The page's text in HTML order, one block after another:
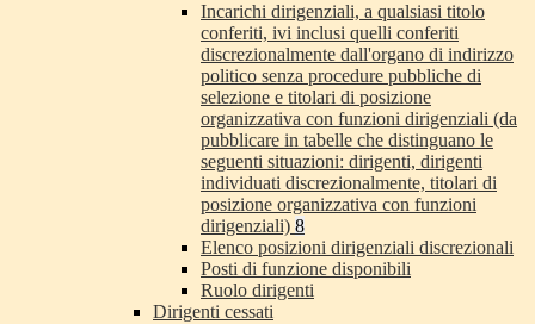
Incarichi dirigenziali, a qualsiasi titolo
conferiti, ivi inclusi quelli conferiti
discrezionalmente dall'organo di indirizzo
politico senza procedure pubbliche di
selezione e titolari di posizione
organizzativa con funzioni dirigenziali (da
pubblicare in tabelle che distinguano le
seguenti situazioni: dirigenti, dirigenti
individuati discrezionalmente, titolari di
posizione organizzativa con funzioni
dirigenziali) 8
Elenco posizioni dirigenziali discrezionali
Posti di funzione disponibili
Ruolo dirigenti
Dirigenti cessati